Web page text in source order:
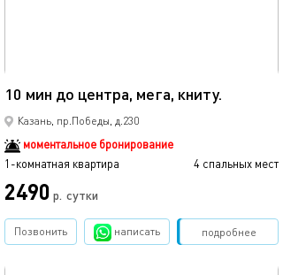
10 мин до центра, мега, книту.
Казань, пр.Победы, д.230
моментальное бронирование
1-комнатная квартира
4 спальных мест
2490 р. сутки
подробнее
Позвонить написать Забронировать